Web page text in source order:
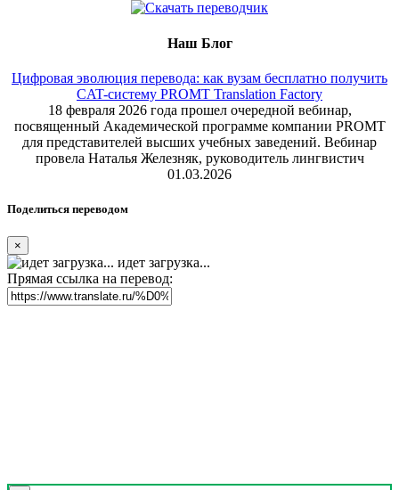
Наш Блог
Цифровая эволюция перевода: как вузам бесплатно получить
CAT-систему PROMT Translation Factory
18 февраля 2026 года прошел очередной вебинар,
посвященный Академической программе компании PROMT
для представителей высших учебных заведений. Вебинар
провела Наталья Железняк, руководитель лингвистич
01.03.2026
Поделиться переводом
×
идет загрузка...
Прямая ссылка на перевод: